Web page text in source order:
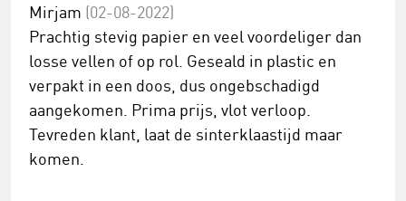
Mirjam (02-08-2022)
Prachtig stevig papier en veel voordeliger dan
losse vellen of op rol. Geseald in plastic en
verpakt in een doos, dus ongebschadigd
aangekomen. Prima prijs, vlot verloop.
Tevreden klant, laat de sinterklaastijd maar
komen.